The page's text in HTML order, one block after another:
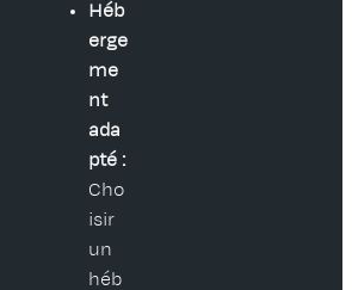
Héb
erge
me
nt
ada
pté :
Cho
isir
un
héb